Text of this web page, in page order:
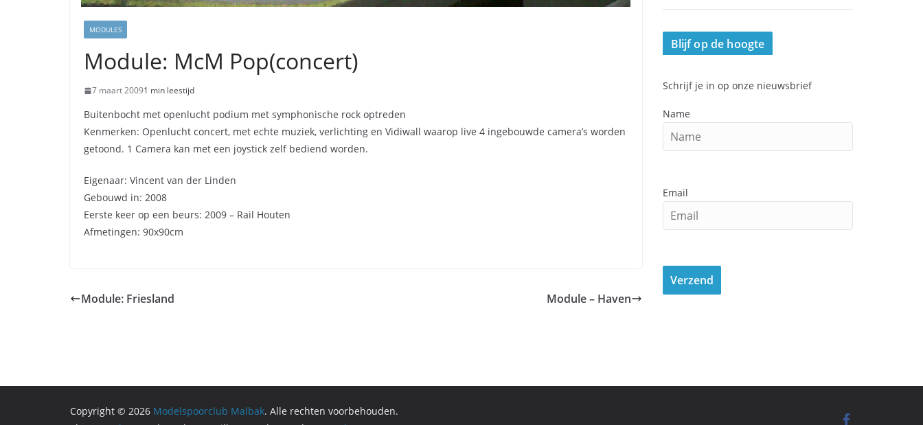
MODULES
Module: McM Pop(concert)
7 maart 20091 min leestijd
Buitenbocht met openlucht podium met symphonische rock optreden
Kenmerken: Openlucht concert, met echte muziek, verlichting en Vidiwall waarop live 4 ingebouwde camera’s worden
getoond. 1 Camera kan met een joystick zelf bediend worden.
Eigenaar: Vincent van der Linden
Gebouwd in: 2008
Eerste keer op een beurs: 2009 – Rail Houten
Afmetingen: 90x90cm
Module: Friesland Module – Haven
Blijf op de hoogte
Schrijf je in op onze nieuwsbrief
Name
Email
Copyright © 2026 Modelspoorclub Malbak. Alle rechten voorbehouden.